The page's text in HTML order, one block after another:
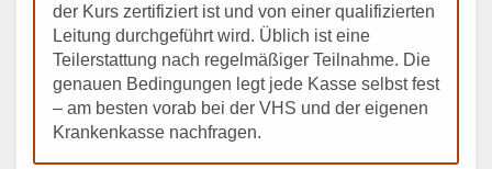
der Kurs zertifiziert ist und von einer qualifizierten
Leitung durchgeführt wird. Üblich ist eine
Teilerstattung nach regelmäßiger Teilnahme. Die
genauen Bedingungen legt jede Kasse selbst fest
– am besten vorab bei der VHS und der eigenen
Krankenkasse nachfragen.